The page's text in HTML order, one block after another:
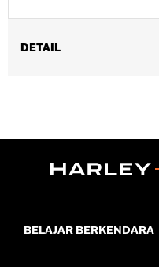
DETAIL
BELAJAR BERKENDARA